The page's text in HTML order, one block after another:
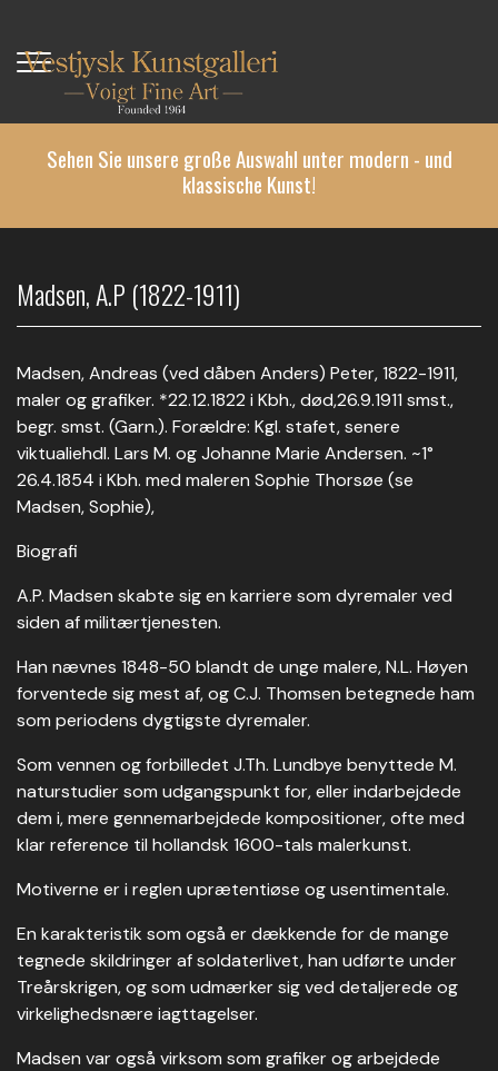
Inhalt
Sehen Sie unsere große Auswahl unter modern - und
klassische Kunst!
Madsen, A.P (1822-1911)
Madsen, Andreas (ved dåben Anders) Peter, 1822-1911,
maler og grafiker. *22.12.1822 i Kbh., død,26.9.1911 smst.,
begr. smst. (Garn.). Forældre: Kgl. stafet, senere
viktualiehdl. Lars M. og Johanne Marie Andersen. ~1°
26.4.1854 i Kbh. med maleren Sophie Thorsøe (se
Madsen, Sophie),
Biografi
A.P. Madsen skabte sig en karriere som dyremaler ved
siden af militærtjenesten.
Han nævnes 1848-50 blandt de unge malere, N.L. Høyen
forventede sig mest af, og C.J. Thomsen betegnede ham
som periodens dygtigste dyremaler.
Som vennen og forbilledet J.Th. Lundbye benyttede M.
naturstudier som udgangspunkt for, eller indarbejdede
dem i, mere gennemarbejdede kompositioner, ofte med
klar reference til hollandsk 1600-tals malerkunst.
Motiverne er i reglen uprætentiøse og usentimentale.
En karakteristik som også er dækkende for de mange
tegnede skildringer af soldaterlivet, han udførte under
Treårskrigen, og som udmærker sig ved detaljerede og
virkelighedsnære iagttagelser.
Madsen var også virksom som grafiker og arbejdede